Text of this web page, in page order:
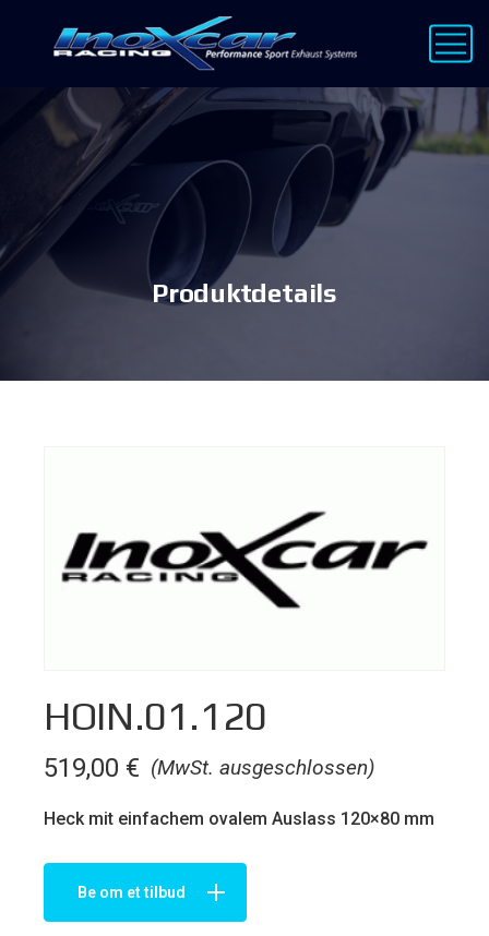
Produktdetails
HOIN.01.120
(MwSt. ausgeschlossen)
519,00 €
Heck mit einfachem ovalem Auslass 120×80 mm
Be om et tilbud